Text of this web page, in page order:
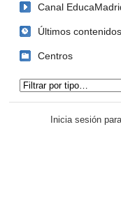
Canal
Últimos contenidos
Centros
Inicia sesión